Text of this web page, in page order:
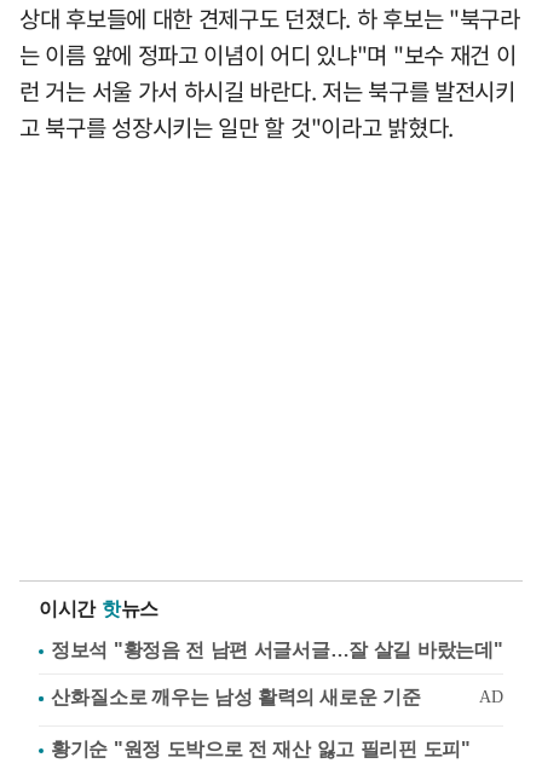
상대 후보들에 대한 견제구도 던졌다. 하 후보는 "북구라
는 이름 앞에 정파고 이념이 어디 있냐"며 "보수 재건 이
런 거는 서울 가서 하시길 바란다. 저는 북구를 발전시키
고 북구를 성장시키는 일만 할 것"이라고 밝혔다.
이시간 핫뉴스
정보석 "황정음 전 남편 서글서글…잘 살길 바랐는데"
황기순 "원정 도박으로 전 재산 잃고 필리핀 도피"